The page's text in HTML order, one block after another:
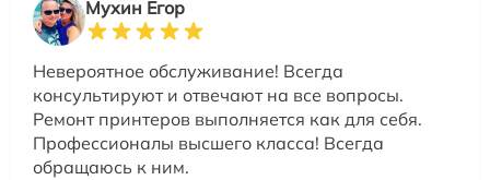
Мухин Егор
Невероятное обслуживание! Всегда
консультируют и отвечают на все вопросы.
Ремонт принтеров выполняется как для себя.
Профессионалы высшего класса! Всегда
обращаюсь к ним.